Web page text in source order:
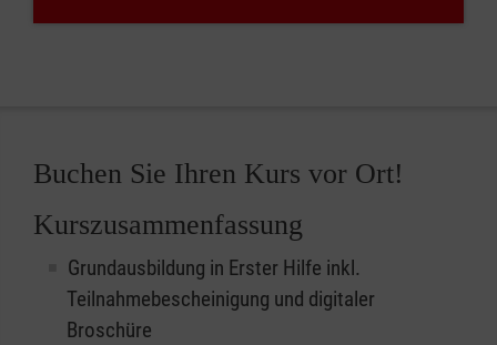
Buchen Sie Ihren Kurs vor Ort!
Kurszusammenfassung
Grundausbildung in Erster Hilfe inkl.
Teilnahmebescheinigung und digitaler
Broschüre